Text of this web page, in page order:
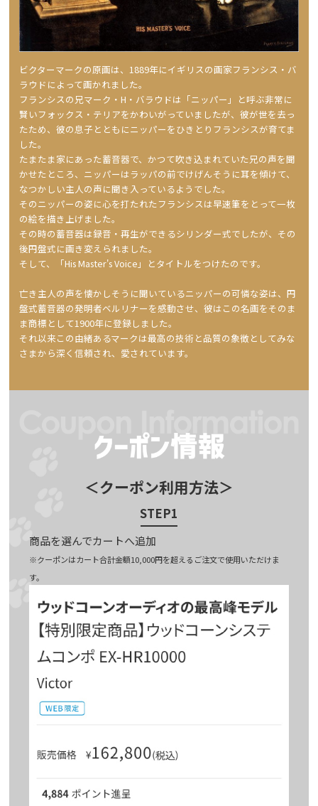
ビクターマークの原画は、1889年にイギリスの画家フランシス・バ
ラウドによって画かれました。
フランシスの兄マーク・H・バラウドは「ニッパー」と呼ぶ非常に
賢いフォックス・テリアをかわいがっていましたが、彼が世を去っ
たため、彼の息子とともにニッパーをひきとりフランシスが育てま
した。
たまたま家にあった蓄音器で、かつて吹き込まれていた兄の声を聞
かせたところ、ニッパーはラッパの前でけげんそうに耳を傾けて、
なつかしい主人の声に聞き入っているようでした。
そのニッパーの姿に心を打たれたフランシスは早速筆をとって一枚
の絵を描き上げました。
その時の蓄音器は録音・再生ができるシリンダー式でしたが、その
後円盤式に画き変えられました。
そして、「His Master's Voice」とタイトルをつけたのです。
亡き主人の声を懐かしそうに聞いているニッパーの可憐な姿は、円
盤式蓄音器の発明者ベルリナーを感動させ、彼はこの名画をそのま
ま商標として1900年に登録しました。
それ以来この由緒あるマークは最高の技術と品質の象徴としてみな
さまから深く信頼され、愛されています。
＜クーポン利用方法＞
STEP1
商品を選んでカートへ追加
※クーポンはカート合計金額10,000円を超えるご注文で使用いただけま
す。